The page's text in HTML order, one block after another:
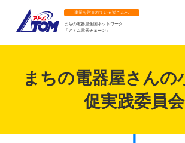
事業を営まれている皆さんへ
まちの電器屋全国ネットワーク
「アトム電器チェーン」
まちの電器屋さんの
促実践委員会